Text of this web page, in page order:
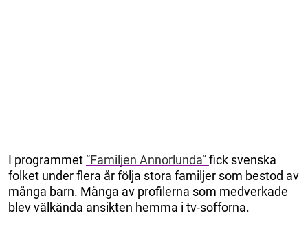
I programmet”Familjen Annorlunda”fick svenska
folket under flera år följa stora familjer som bestod av
många barn. Många av profilerna som medverkade
blev välkända ansikten hemma i tv-sofforna.